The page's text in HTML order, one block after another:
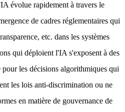
évolue rapidement à travers le
de cadres réglementaires qui
etc. dans les systèmes
qui déploient l'IA s'exposent à des
les décisions algorithmiques qui
les lois anti-discrimination ou ne
en matière de gouvernance de